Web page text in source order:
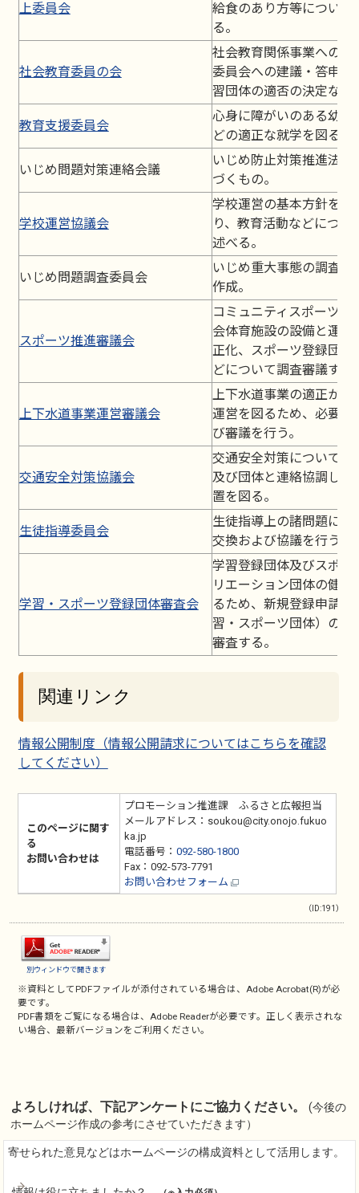
上委員会
給食のあり方等について
る。
社会教育委員の会
社会教育関係事業への助
委員会への建議・答申・
習団体の適否の決定など
教育支援委員会
心身に障がいのある幼児
どの適正な就学を図る。
いじめ問題対策連絡会議
いじめ防止対策推進法の
づくもの。
学校運営協議会
学校運営の基本方針を承
り、教育活動などについ
述べる。
いじめ問題調査委員会
いじめ重大事態の調査及
作成。
スポーツ推進審議会
コミュニティスポーツの
会体育施設の設備と運営
正化、スポーツ登録団体
どについて調査審議する
上下水道事業運営審議会
上下水道事業の適正かつ
運営を図るため、必要な
び審議を行う。
交通安全対策協議会
交通安全対策について、
及び団体と連絡協調し、
置を図る。
生徒指導委員会
生徒指導上の諸問題に関
交換および協議を行う。
学習・スポーツ登録団体審査会
学習登録団体及びスポー
リエーション団体の健全
るため、新規登録申請団
習・スポーツ団体）の登
審査する。
関連リンク
情報公開制度（情報公開請求についてはこちらを確認
してください）
このページに関す
る
お問い合わせは
プロモーション推進課 ふるさと広報担当
メールアドレス：soukou@city.onojo.fukuo
ka.jp
電話番号： 092-580-1800
Fax：092-573-7791
お問い合わせフォーム
（ID:191）
別ウィンドウで開きます
※資料としてPDFファイルが添付されている場合は、Adobe Acrobat(R)が必
要です。
PDF書類をご覧になる場合は、Adobe Readerが必要です。正しく表示されな
い場合、最新バージョンをご利用ください。